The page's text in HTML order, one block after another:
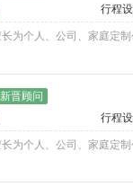
行程设
为个人、公司、家庭定
新晋顾问
行程设
为个人、公司、家庭定